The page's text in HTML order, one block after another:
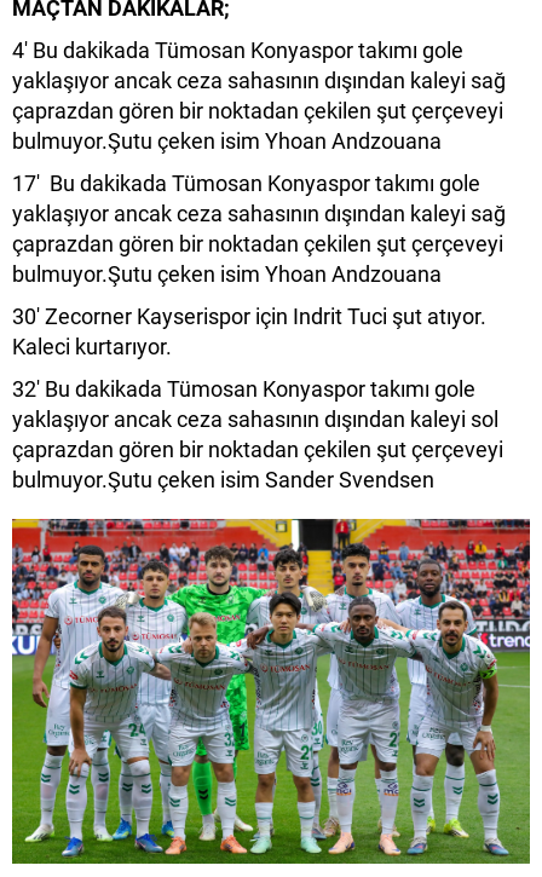
MAÇTAN DAKİKALAR;
4' Bu dakikada Tümosan Konyaspor takımı gole
yaklaşıyor ancak ceza sahasının dışından kaleyi sağ
çaprazdan gören bir noktadan çekilen şut çerçeveyi
bulmuyor.Şutu çeken isim Yhoan Andzouana
17' Bu dakikada Tümosan Konyaspor takımı gole
yaklaşıyor ancak ceza sahasının dışından kaleyi sağ
çaprazdan gören bir noktadan çekilen şut çerçeveyi
bulmuyor.Şutu çeken isim Yhoan Andzouana
30' Zecorner Kayserispor için Indrit Tuci şut atıyor.
Kaleci kurtarıyor.
32' Bu dakikada Tümosan Konyaspor takımı gole
yaklaşıyor ancak ceza sahasının dışından kaleyi sol
çaprazdan gören bir noktadan çekilen şut çerçeveyi
bulmuyor.Şutu çeken isim Sander Svendsen